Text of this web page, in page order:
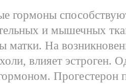
гормоны
и мышечных
матки. На
влияет эстроген.
Прогестерон